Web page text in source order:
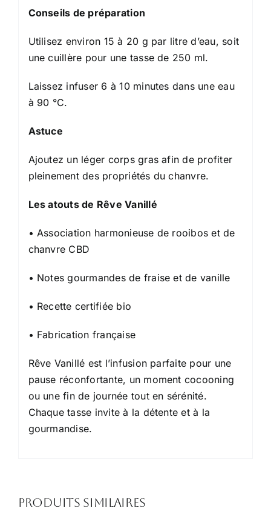
Conseils de préparation
Utilisez environ 15 à 20 g par litre d’eau, soit
une cuillère pour une tasse de 250 ml.
Laissez infuser 6 à 10 minutes dans une eau
à 90 °C.
Astuce
Ajoutez un léger corps gras afin de profiter
pleinement des propriétés du chanvre.
Les atouts de Rêve Vanillé
• Association harmonieuse de rooibos et de
chanvre CBD
• Notes gourmandes de fraise et de vanille
• Recette certifiée bio
• Fabrication française
Rêve Vanillé est l’infusion parfaite pour une
pause réconfortante, un moment cocooning
ou une fin de journée tout en sérénité.
Chaque tasse invite à la détente et à la
gourmandise.
Produits similaires